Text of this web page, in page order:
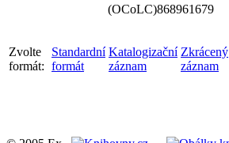
(OCoLC)868961679
Zvolte
formát:
Standardní
formát
Katalogizační
záznam
Zkrácený
záznam